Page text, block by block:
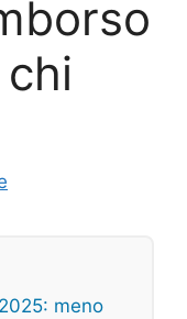
meno